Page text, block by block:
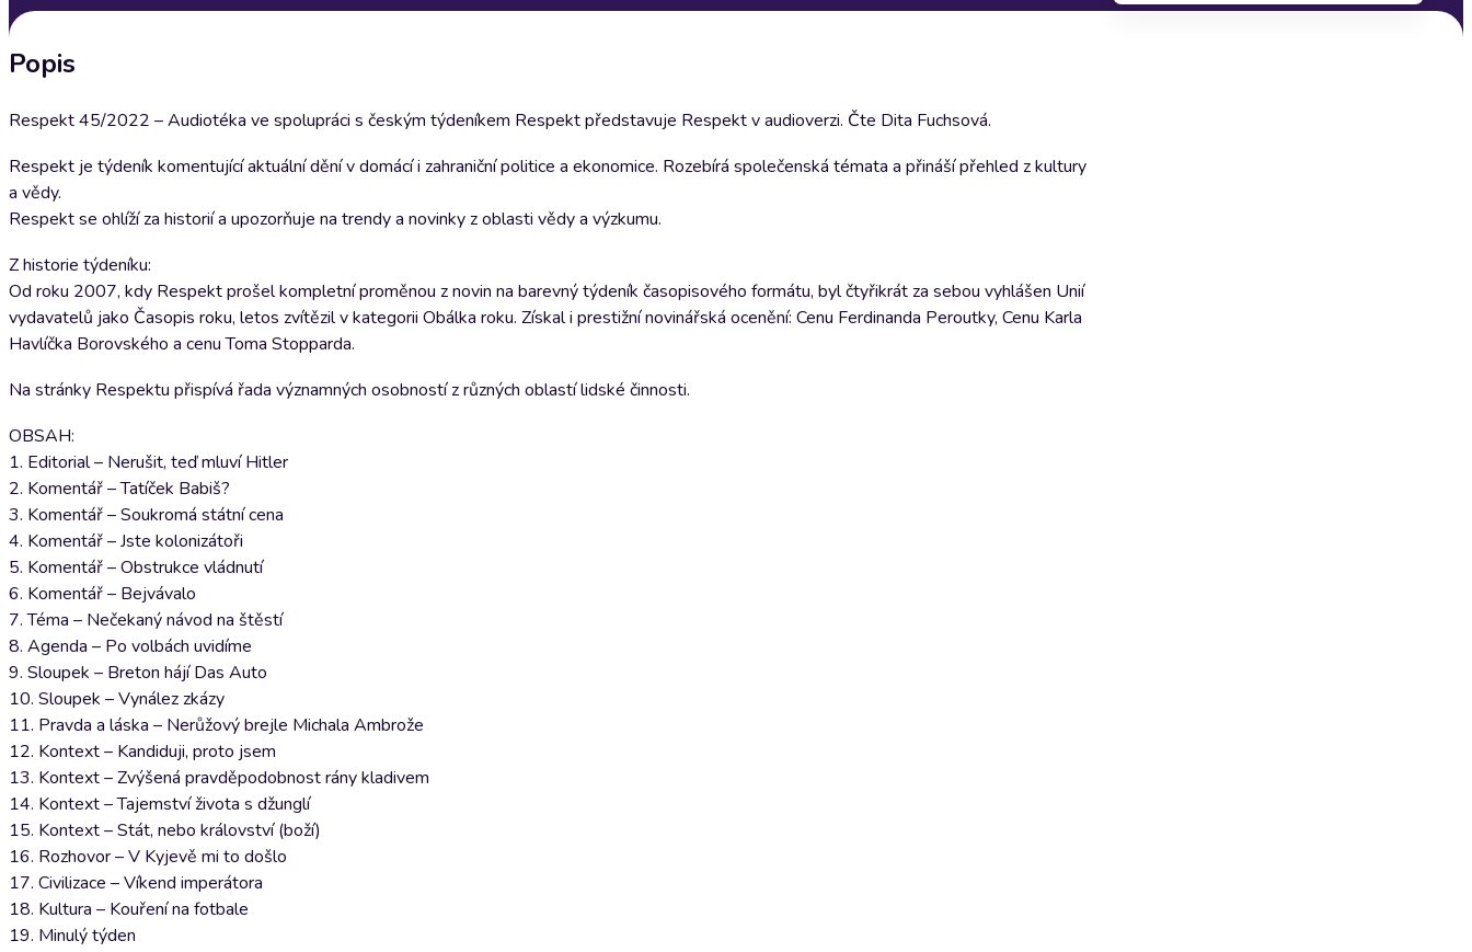
Popis
Respekt 45/2022 – Audiotéka ve spolupráci s českým týdeníkem Respekt představuje Respekt v audioverzi. Čte Dita Fuchsová.
Respekt je týdeník komentující aktuální dění v domácí i zahraniční politice a ekonomice. Rozebírá společenská témata a přináší přehled z kultury
a vědy.
Respekt se ohlíží za historií a upozorňuje na trendy a novinky z oblasti vědy a výzkumu.
Z historie týdeníku:
Od roku 2007, kdy Respekt prošel kompletní proměnou z novin na barevný týdeník časopisového formátu, byl čtyřikrát za sebou vyhlášen Unií
vydavatelů jako Časopis roku, letos zvítězil v kategorii Obálka roku. Získal i prestižní novinářská ocenění: Cenu Ferdinanda Peroutky, Cenu Karla
Havlíčka Borovského a cenu Toma Stopparda.
Na stránky Respektu přispívá řada významných osobností z různých oblastí lidské činnosti.
OBSAH:
1. Editorial – Nerušit, teď mluví Hitler
2. Komentář – Tatíček Babiš?
3. Komentář – Soukromá státní cena
4. Komentář – Jste kolonizátoři
5. Komentář – Obstrukce vládnutí
6. Komentář – Bejvávalo
7. Téma – Nečekaný návod na štěstí
8. Agenda – Po volbách uvidíme
9. Sloupek – Breton hájí Das Auto
10. Sloupek – Vynález zkázy
11. Pravda a láska – Nerůžový brejle Michala Ambrože
12. Kontext – Kandiduji, proto jsem
13. Kontext – Zvýšená pravděpodobnost rány kladivem
14. Kontext – Tajemství života s džunglí
15. Kontext – Stát, nebo království (boží)
16. Rozhovor – V Kyjevě mi to došlo
17. Civilizace – Víkend imperátora
18. Kultura – Kouření na fotbale
19. Minulý týden